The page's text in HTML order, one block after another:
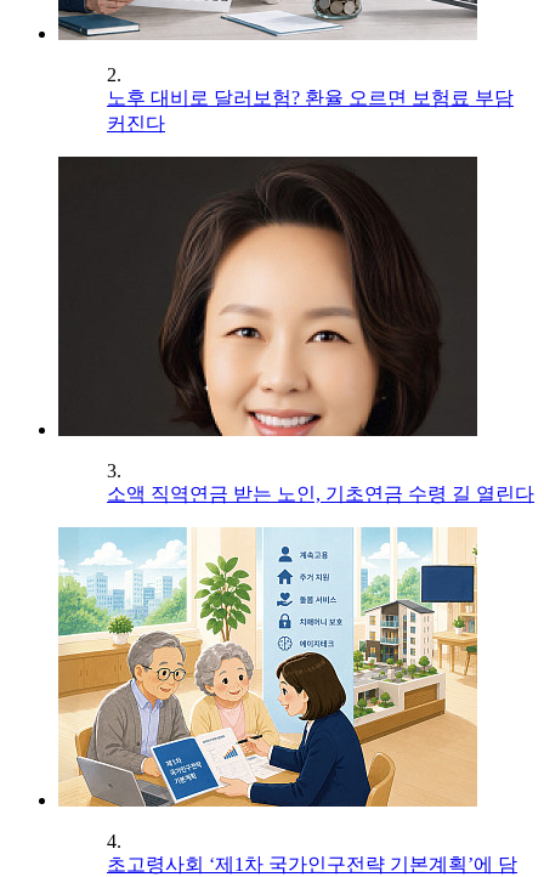
2.
노후 대비로 달러보험? 환율 오르면 보험료 부담
커진다
3.
소액 직역연금 받는 노인, 기초연금 수령 길 열린다
4.
초고령사회 ‘제1차 국가인구전략 기본계획’에 담